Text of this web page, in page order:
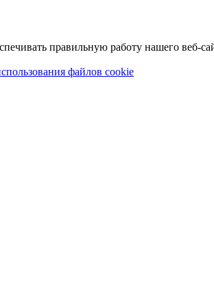
правильную работу нашего веб-
файлов cookie